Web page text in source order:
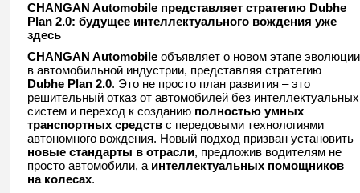
CHANGAN Automobile представляет стратегию Dubhe
Plan 2.0: будущее интеллектуального вождения уже
здесь
CHANGAN Automobile объявляет о новом этапе эволюции
в автомобильной индустрии, представляя стратегию
Dubhe Plan 2.0. Это не просто план развития – это
решительный отказ от автомобилей без интеллектуальных
систем и переход к созданию полностью умных
транспортных средств с передовыми технологиями
автономного вождения. Новый подход призван установить
новые стандарты в отрасли, предложив водителям не
просто автомобили, а интеллектуальных помощников
на колесах.